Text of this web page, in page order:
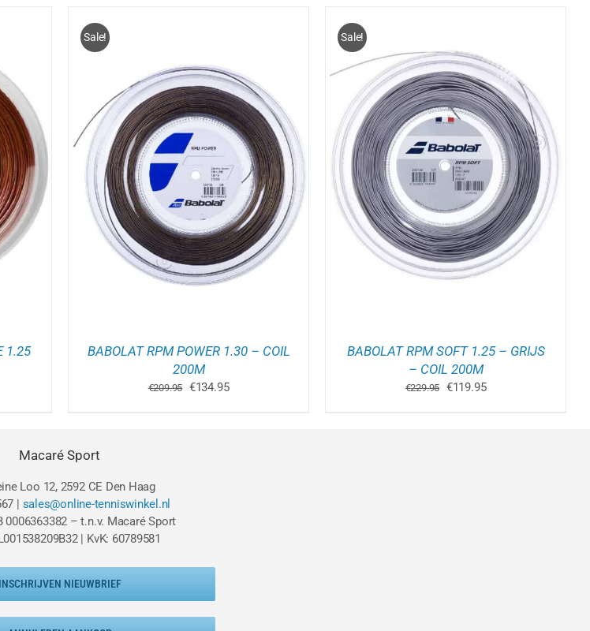
1.25
Sale!
/
BABOLAT RPM POWER 1.30 – COIL
200M
€209.95 Oorspronkelijke
€134.95Huidige
Sale!
TOEVOEGEN AAN WINKELWAGEN
/
DETAILS
BABOLAT RPM SOFT 1.25 – GRIJS
– COIL 200M
€229.95 Oorspronkelijke
€119.95Huidige
Macaré Sport
Loo 12, 2592 CE Den Haag
| sales@online-tenniswinkel.nl
0006363382 – t.n.v. Macaré Sport
| KvK: 60789581
INSCHRIJVEN NIEUWBRIEF